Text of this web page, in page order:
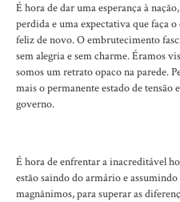
É hora de dar uma esperança à
perdida e uma expectativa que faça
feliz de novo. O embrutecimento
sem alegria e sem charme. Éramos
somos um retrato opaco na parede.
mais o permanente estado de tensão
governo.
É hora de enfrentar a inacreditável
estão saindo do armário e
magnânimos, para superar as